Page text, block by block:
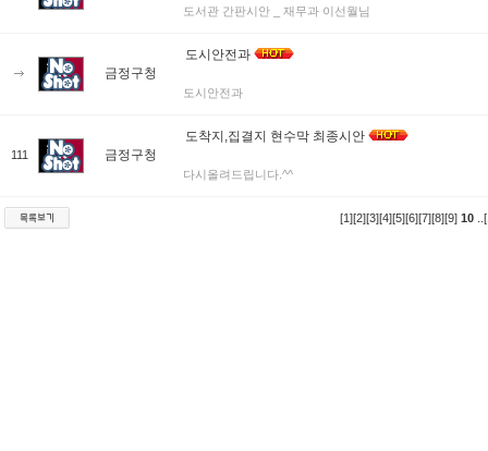
도서관 간판시안 _ 재무과 이선월님
금정구청
도시안전과
도시안전과
111 금정구청
도착지,집결지 현수막 최종시안
다시올려드립니다.^^
[1][2][3][4][5][6][7][8][9] 10